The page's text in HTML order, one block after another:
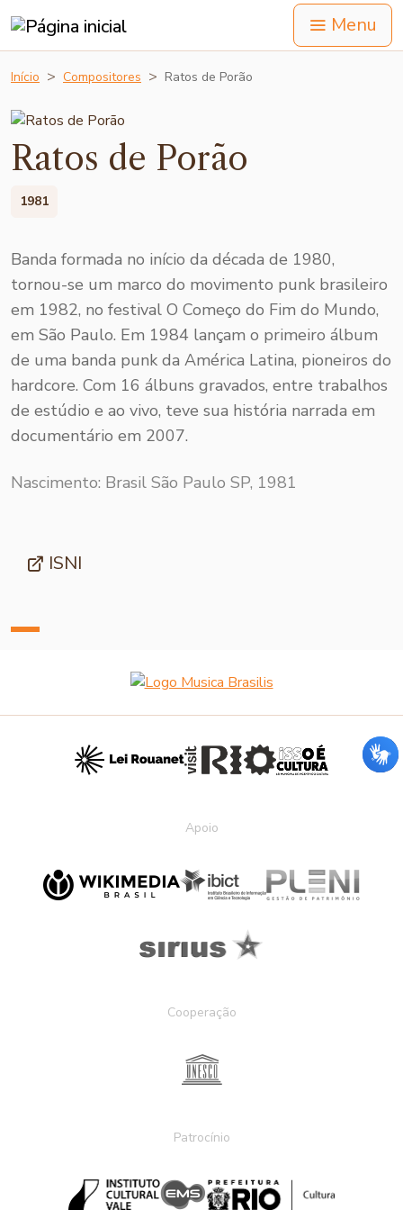
Menu
Início Compositores Ratos de Porão
Ratos de Porão
1981
Banda formada no início da década de 1980,
tornou-se um marco do movimento punk brasileiro
em 1982, no festival O Começo do Fim do Mundo,
em São Paulo. Em 1984 lançam o primeiro álbum
de uma banda punk da América Latina, pioneiros do
hardcore. Com 16 álbuns gravados, entre trabalhos
de estúdio e ao vivo, teve sua história narrada em
documentário em 2007.
Nascimento: Brasil São Paulo SP, 1981
ISNI
Apoio
Cooperação
Patrocínio